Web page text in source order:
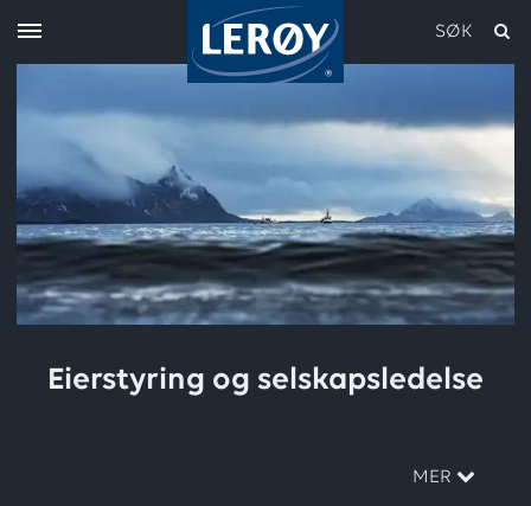
SØK
Eierstyring og selskapsledelse
MER